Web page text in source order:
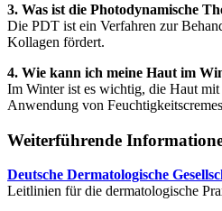
3. Was ist die Photodynamische
Die PDT ist ein Verfahren zur
Kollagen fördert.
4. Wie kann ich meine Haut im
Im Winter ist es wichtig, die Haut mit
Anwendung von
Weiterführende
Deutsche Dermatologische
Leitlinien für die dermatologische